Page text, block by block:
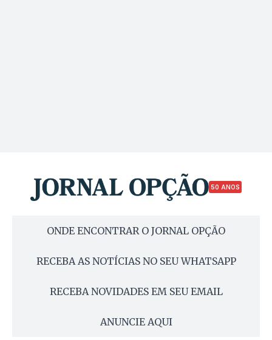
50 ANOS
ONDE ENCONTRAR O JORNAL OPÇÃO
RECEBA AS NOTÍCIAS NO SEU WHATSAPP
RECEBA NOVIDADES EM SEU EMAIL
ANUNCIE AQUI